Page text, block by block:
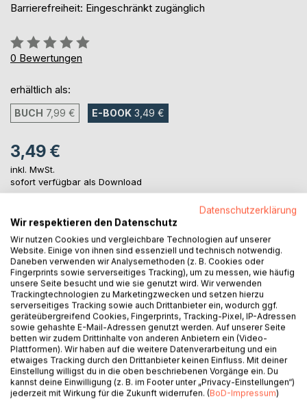
Barrierefreiheit: Eingeschränkt zugänglich
Bewertung::
0%
0 Bewertungen
erhältlich als:
BUCH 7,99 € E-BOOK 3,49 €
3,49 €
inkl. MwSt.
sofort verfügbar als Download
IN DEN WARENKORB
Auf die Merkliste
Titel bewerten
BESCHREIBUNG
Datenschutzerklärung
Wir respektieren den Datenschutz
Wir nutzen Cookies und vergleichbare Technologien auf unserer
Website. Einige von ihnen sind essenziell und technisch notwendig.
Daneben verwenden wir Analysemethoden (z. B. Cookies oder
Fingerprints sowie serverseitiges Tracking), um zu messen, wie häufig
unsere Seite besucht und wie sie genutzt wird. Wir verwenden
Trackingtechnologien zu Marketingzwecken und setzen hierzu
serverseitiges Tracking sowie auch Drittanbieter ein, wodurch ggf.
geräteübergreifend Cookies, Fingerprints, Tracking-Pixel, IP-Adressen
sowie gehashte E-Mail-Adressen genutzt werden. Auf unserer Seite
betten wir zudem Drittinhalte von anderen Anbietern ein (Video-
Plattformen). Wir haben auf die weitere Datenverarbeitung und ein
etwaiges Tracking durch den Drittanbieter keinen Einfluss. Mit deiner
Einstellung willigst du in die oben beschriebenen Vorgänge ein. Du
kannst deine Einwilligung (z. B. im Footer unter „Privacy-Einstellungen“)
jederzeit mit Wirkung für die Zukunft widerrufen. (BoD-Impressum)